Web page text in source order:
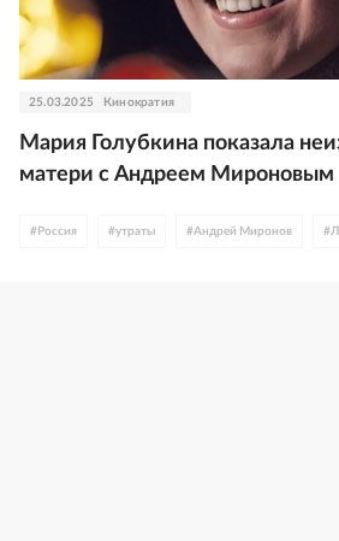
25.03.2025 Кинократия
Мария Голубкина показала
матери с Андреем Мироновым
# Россия #утраты #Андрей Миронов #